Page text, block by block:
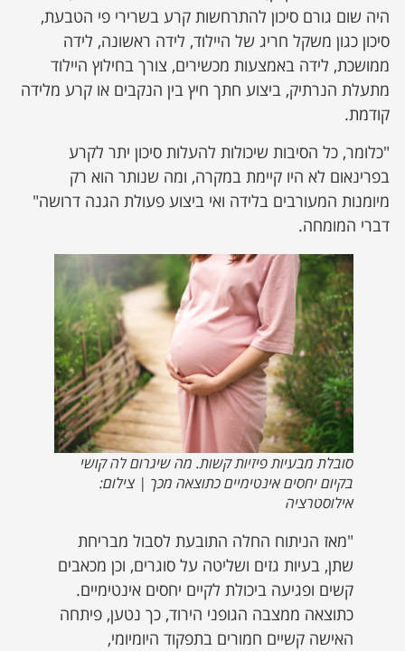
היה שום גורם סיכון להתרחשות קרע בשרירי פי הטבעת,
סיכון כגון משקל חריג של היילוד, לידה ראשונה, לידה
ממושכת, לידה באמצעות מכשירים, צורך בחילוץ היילוד
מתעלת הנרתיק, ביצוע חתך חיץ בין הנקבים או קרע מלידה
קודמת.
"כלומר, כל הסיבות שיכולות להעלות סיכון יתר לקרע
בפרינאום לא היו קיימת במקרה, ומה שנותר הוא רק
מיומנות המעורבים בלידה ואי ביצוע פעולת הגנה דרושה"
דברי המומחה.
סובלת מבעיות פיזיות קשות. מה שיגרום לה קושי
בקיום יחסים אינטימיים כתוצאה מכך | צילום:
אילוסטרציה
"מאז הניתוח החלה התובעת לסבול מבריחת
שתן, בעיות גזים ושליטה על סוגרים, וכן מכאבים
קשים ופגיעה ביכולת לקיים יחסים אינטימיים.
כתוצאה ממצבה הגופני הירוד, כך נטען, פיתחה
האישה קשיים חמורים בתפקוד היומיומי,